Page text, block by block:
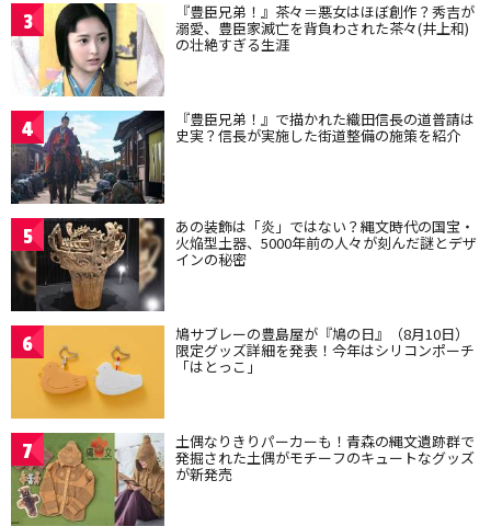
3 『豊臣兄弟！』茶々＝悪女はほぼ創作？秀吉が
溺愛、豊臣家滅亡を背負わされた茶々(井上和)
の壮絶すぎる生涯
4 『豊臣兄弟！』で描かれた織田信長の道普請は
史実？信長が実施した街道整備の施策を紹介
5 あの装飾は「炎」ではない？縄文時代の国宝・
火焔型土器、5000年前の人々が刻んだ謎とデザ
インの秘密
6 鳩サブレーの豊島屋が『鳩の日』（8月10日）
限定グッズ詳細を発表！今年はシリコンポーチ
「はとっこ」
7 土偶なりきりパーカーも！青森の縄文遺跡群で
発掘された土偶がモチーフのキュートなグッズ
が新発売